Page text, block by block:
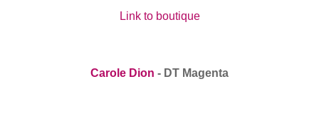
Link to boutique
Carole Dion - DT Magenta